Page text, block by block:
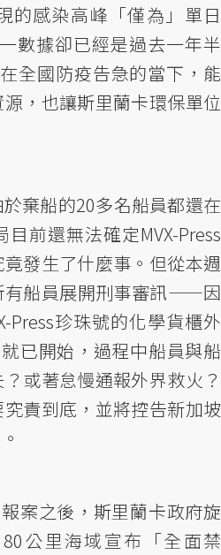
的感染高峰「僅為」單日
數據卻已經是過去一年半
全國防疫告急的當下，能
，也讓斯里蘭卡環保單位
棄船的20多名船員都還在
前還無法確定MVX-Press
發生了什麼事。但從本週
有船員展開刑事審訊——因
Press珍珠號的化學貨櫃外
已開始，過程中船員與船
或著怠慢通報外界救火？
責到底，並將控告新加坡
案之後，斯里蘭卡政府旋
公里海域宣布「全面禁